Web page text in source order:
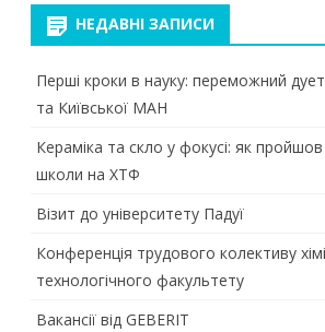
НЕДАВНІ ЗАПИСИ
Перші кроки в науку: переможний
та Київської МАН
Кераміка та скло у фокусі: як пройшов
школи на ХТФ
Візит до університету Падуї
Конференція трудового колективу
технологічного факультету
Вакансії від GEBERIT